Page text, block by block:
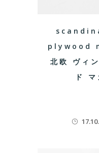
plywood
北欧 ヴィ
ド